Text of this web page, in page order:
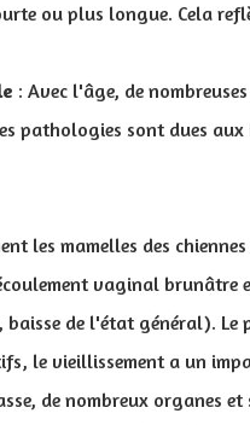
ou plus longue. Cela
: Avec l'âge, de
pathologies sont dues aux
les mamelles des
vaginal brunâtre
de l'état général). Le
le vieillissement a un
de nombreux organes